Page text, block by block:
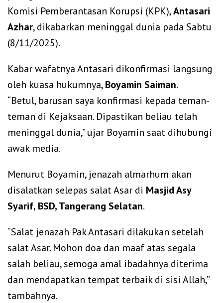
Komisi Pemberantasan Korupsi (KPK),Antasari
Azhar, dikabarkan meninggal dunia pada Sabtu
(8/11/2025).
Kabar wafatnya Antasari dikonfirmasi langsung
oleh kuasa hukumnya,Boyamin Saiman.
“Betul, barusan saya konfirmasi kepada teman-
teman di Kejaksaan. Dipastikan beliau telah
meninggal dunia,” ujar Boyamin saat dihubungi
awak media.
Menurut Boyamin, jenazah almarhum akan
disalatkan selepas salat Asar di Masjid Asy
Syarif, BSD, Tangerang Selatan.
“Salat jenazah Pak Antasari dilakukan setelah
salat Asar. Mohon doa dan maaf atas segala
salah beliau, semoga amal ibadahnya diterima
dan mendapatkan tempat terbaik di sisi Allah,”
tambahnya.